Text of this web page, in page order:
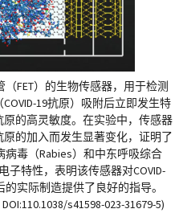
FET）的生物传感器，用于检测
19抗原）吸附后立即发生特
原的高灵敏度。在实验中，传感器
原的加入而发生显著变化，证明了
毒（Rabies）和中东呼吸综合
子特性，表明该传感器对COVID-
实际制造提供了良好的指导。
s41598-023-31679-5)